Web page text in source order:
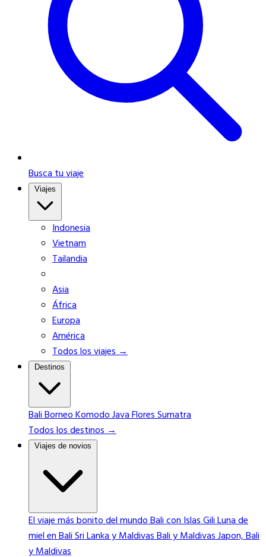
Busca tu viaje
Indonesia
Vietnam
Tailandia
Asia
África
Europa
América
Todos los viajes →
Destinos
BaliBorneoKomodoJavaFloresSumatra
Todos los destinos →
Viajes de novios
El viaje más bonito del mundoBali con Islas GiliLuna de
miel en BaliSri Lanka y MaldivasBali y MaldivasJapon, Bali
y Maldivas